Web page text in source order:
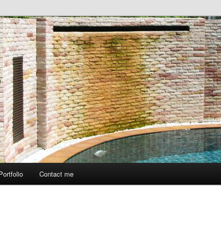
опыт. Персональный сайт
Contact me